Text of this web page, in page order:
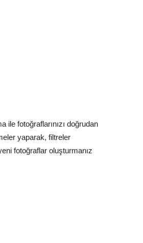
fotoğraflarınızı doğrudan
yaparak, filtreler
fotoğraflar oluşturmanız